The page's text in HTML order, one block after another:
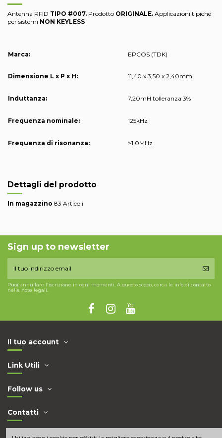
Antenna RFID TIPO #007. Prodotto ORIGINALE. Applicazioni tipiche
per sistemi NON KEYLESS
Marca: EPCOS (TDK)
Dimensione L x P x H: 11,40 x 3,50 x 2,40mm
Induttanza: 7,20mH tolleranza 3%
Frequenza nominale: 125kHz
Frequenza di risonanza: >1,0MHz
Dettagli del prodotto
In magazzino 83 Articoli
Sign up to newsletter
Puoi annullare l'iscrizione in ogni momenti. A questo scopo, cerca le info di contatto
nelle note legali.
Il tuo account
Link Utili
Follow us
Contatti